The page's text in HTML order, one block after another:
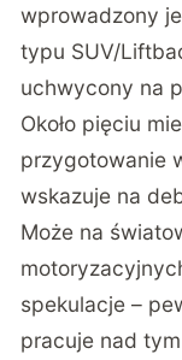
wprowadzony
typu SUV/
uchwycony na
Około pięciu
przygotowanie
wskazuje na
Może na
spekulacje –
pracuje nad